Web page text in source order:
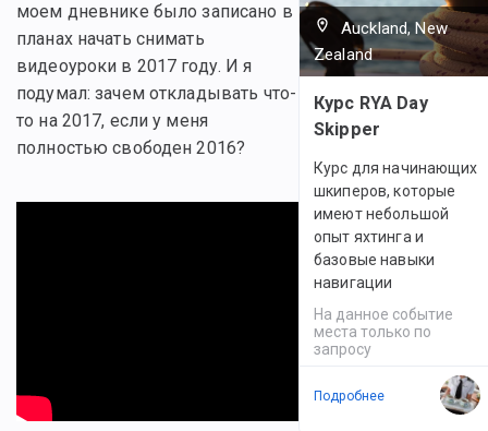
моем дневнике было записано в
планах начать снимать
видеоуроки в 2017 году. И я
подумал: зачем откладывать что-
то на 2017, если у меня
полностью свободен 2016?
Auckland, New
Zealand
Курс RYA Day
Skipper
Курс для начинающих
шкиперов, которые
имеют небольшой
опыт яхтинга и
базовые навыки
навигации
На данное событие
места только по
запросу
Подробнее